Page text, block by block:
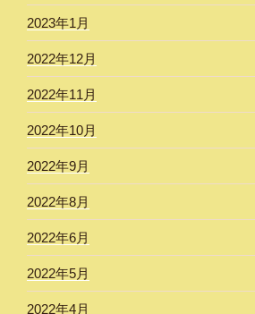
2023年1月
2022年12月
2022年11月
2022年10月
2022年9月
2022年8月
2022年6月
2022年5月
2022年4月